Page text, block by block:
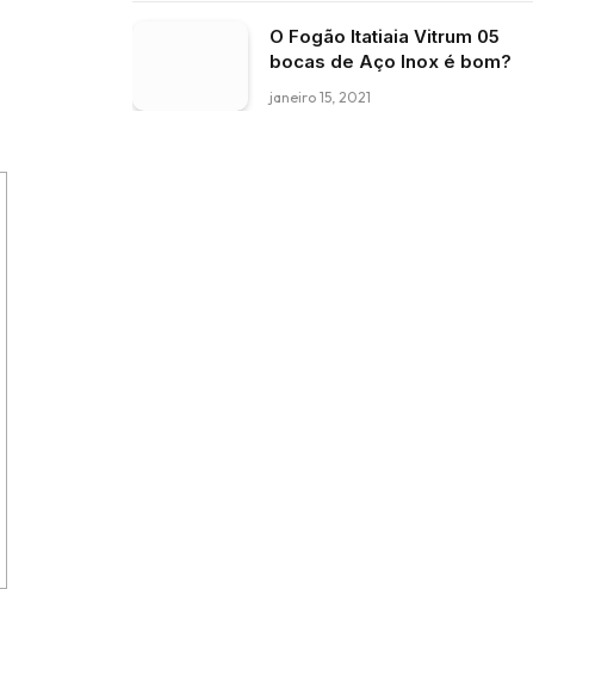
O Fogão Itatiaia Vitrum 05
bocas de Aço Inox é bom?
janeiro 15, 2021